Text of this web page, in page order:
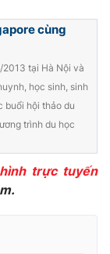
cùng
tại Hà Nội và
học sinh, sinh
buổi hội thảo du
trình du học
trực tuyến